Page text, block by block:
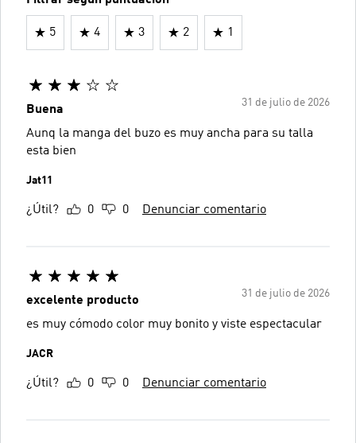
5 4 3 2 1
31 de julio de 2026
Buena
Aunq la manga del buzo es muy ancha para su talla
esta bien
Jat11
¿Útil? 0 0 Denunciar comentario
31 de julio de 2026
excelente producto
es muy cómodo color muy bonito y viste espectacular
JACR
¿Útil? 0 0 Denunciar comentario